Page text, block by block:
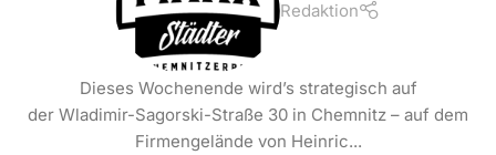
Redaktion
Dieses Wochenende wird’s strategisch auf
der Wladimir-Sagorski-Straße 30 in Chemnitz – auf dem
Firmengelände von Heinric...